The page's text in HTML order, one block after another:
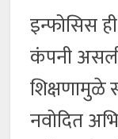
इन्फोसिस
कंपनी
शिक्षणामुळे
नवोदित